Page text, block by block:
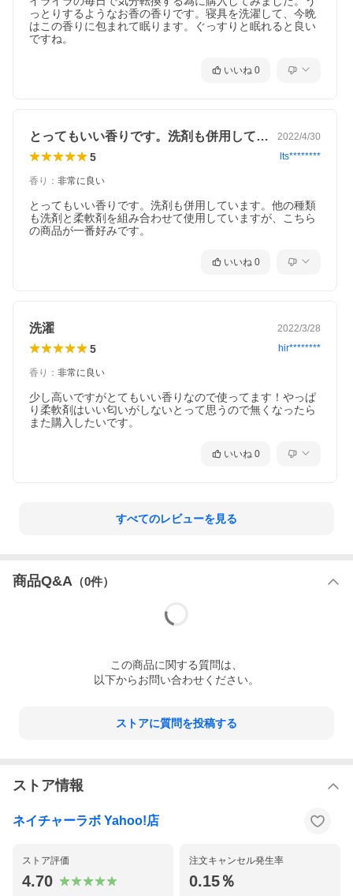
商品名
ラボン 柔軟剤 ラグジュアリーリラックス
商品説
洗濯中から着用時まで香水のようなラグジュアリーな
香りが持続。
天然由来の香料を配合。
衣類を柔らかく滑らかに仕上げるので、赤ちゃん用衣
類にも使えます。
すすぎの水がきれいになったら本品を入れ、約3分まわ
○ドラム式洗濯機の場合
成分
界面活性剤（エステル型ジアルキルアンモニウム塩）
注意事
【使用上の注意】
●用途以外に使わない。
●子供の手に届くところに置かない。
●直射日光の当たらないところで保管する。
●柔軟仕上げ剤の自動投入口を使う場合は、洗濯機の取
※植物由来の柔軟成分。性質上、液の分離・固化が生
じることがありますので、購入後は早めにお使いくだ
●目に入ったときはこすらず、すぐに流水で15分以上洗
い流す。
●いずれの場合も異常が残る場合は医師に相談する。
ラボン 柔軟剤 じゅうなんざい
詰め替え こだわりの香り いい香り
ふわふわ なめらかに 香水のような
大人カワイイ甘さ 優しい 梅雨
っとりするようなお香の香りです。寝具を洗濯して、今晩
はこの香りに包まれて眠ります。ぐっすりと眠れると良い
ですね。
いいね 0
とってもいい香りです。洗剤も併用してい… 2022/4/30
5 lts********
香り ： 非常に良い
とってもいい香りです。洗剤も併用しています。他の種類
も洗剤と柔軟剤を組み合わせて使用していますが、こちら
の商品が一番好みです。
いいね 0
洗濯 2022/3/28
5 hir********
香り ： 非常に良い
少し高いですがとてもいい香りなので使ってます！やっぱ
り柔軟剤はいい匂いがしないとって思うので無くなったら
また購入したいです。
いいね 0
すべてのレビューを見る
商品Q&A （0件）
この商品に関する質問は、
以下からお問い合わせください。
ストアに質問を投稿する
ストア情報
ネイチャーラボ Yahoo!店
ストア評価
4.70
注文キャンセル発生率
0.15％